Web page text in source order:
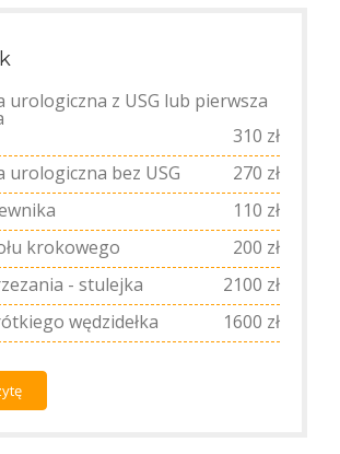
urologiczna z USG lub pierwsza
310 zł
urologiczna bez USG
270 zł
110 zł
krokowego
200 zł
- stulejka
2100 zł
wędzidełka
1600 zł